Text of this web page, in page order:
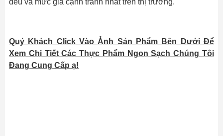
Quý Khách Click Vào Ảnh Sản Phẩm Bên Dưới Để
Xem Chi Tiết Các Thực Phẩm Ngon Sạch Chúng Tôi
Đang Cung Cấp ạ!